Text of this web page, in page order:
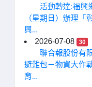
活動轉達:福興
（星期日）辦理「
興...
2026-07-08
30
聯合報股份有
避難包－物資大作
育...